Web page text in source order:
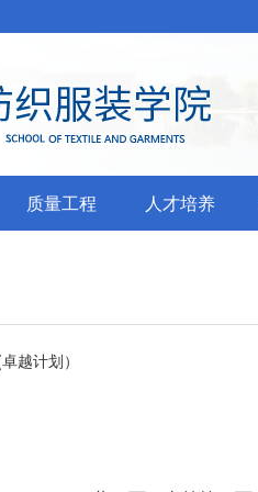
质量工程 人才培养
越计划）